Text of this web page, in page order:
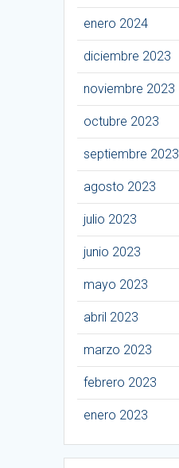
enero 2024
diciembre 2023
noviembre 2023
octubre 2023
septiembre 2023
agosto 2023
julio 2023
junio 2023
mayo 2023
abril 2023
marzo 2023
febrero 2023
enero 2023